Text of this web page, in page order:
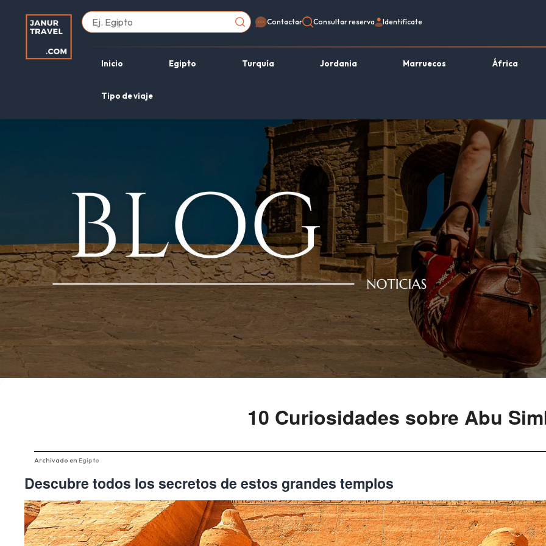
Contactar Consultar reserva Identifícate
Inicio Egipto Turquía Jordania Marruecos África
Tipo de viaje
10 Curiosidades sobre Abu
Archivado en Egipto
Descubre todos los secretos de estos grandes templos